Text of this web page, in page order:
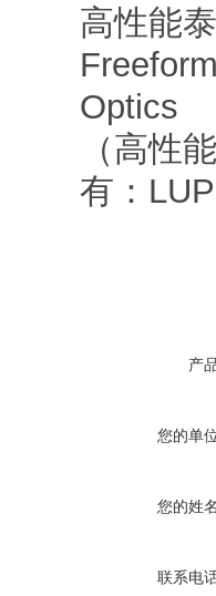
高性能
Optics
（高性
有：
产
您的单
您的姓
联系电